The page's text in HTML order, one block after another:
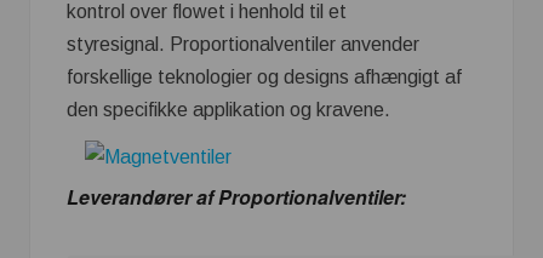
kontrol over flowet i henhold til et
styresignal. Proportionalventiler anvender
forskellige teknologier og designs afhængigt af
den specifikke applikation og kravene.
Leverandører af Proportionalventiler: